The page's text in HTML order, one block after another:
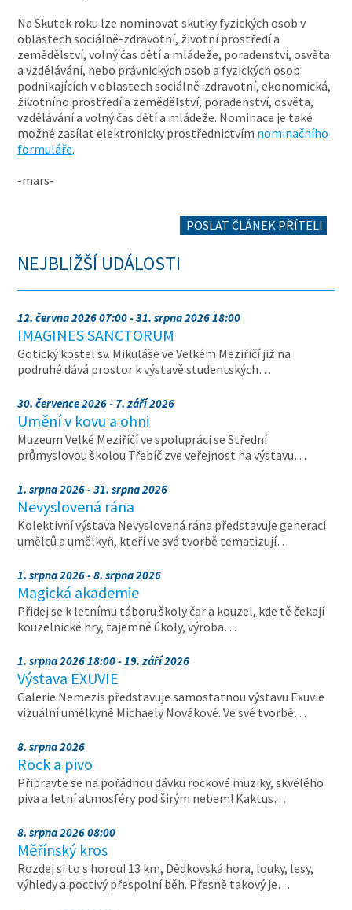
Na Skutek roku lze nominovat skutky fyzických osob v
oblastech sociálně-zdravotní, životní prostředí a
zemědělství, volný čas dětí a mládeže, poradenství, osvěta
a vzdělávání, nebo právnických osob a fyzických osob
podnikajících v oblastech sociálně-zdravotní, ekonomická,
životního prostředí a zemědělství, poradenství, osvěta,
vzdělávání a volný čas dětí a mládeže. Nominace je také
možné zasílat elektronicky prostřednictvím nominačního
formuláře.
-mars-
POSLAT ČLÁNEK PŘÍTELI
NEJBLIŽŠÍ UDÁLOSTI
12. června 2026 07:00 - 31. srpna 2026 18:00
IMAGINES SANCTORUM
Gotický kostel sv. Mikuláše ve Velkém Meziříčí již na
podruhé dává prostor k výstavě studentských…
30. července 2026 - 7. září 2026
Umění v kovu a ohni
Muzeum Velké Meziříčí ve spolupráci se Střední
průmyslovou školou Třebíč zve veřejnost na výstavu…
1. srpna 2026 - 31. srpna 2026
Nevyslovená rána
Kolektivní výstava Nevyslovená rána představuje generaci
umělců a umělkyň, kteří ve své tvorbě tematizují…
1. srpna 2026 - 8. srpna 2026
Magická akademie
Přidej se k letnímu táboru školy čar a kouzel, kde tě čekají
kouzelnické hry, tajemné úkoly, výroba…
1. srpna 2026 18:00 - 19. září 2026
Výstava EXUVIE
Galerie Nemezis představuje samostatnou výstavu Exuvie
vizuální umělkyně Michaely Novákové. Ve své tvorbě…
8. srpna 2026
Rock a pivo
Připravte se na pořádnou dávku rockové muziky, skvělého
piva a letní atmosféry pod širým nebem! Kaktus…
8. srpna 2026 08:00
Měřínský kros
Rozdej si to s horou! 13 km, Dědkovská hora, louky, lesy,
výhledy a poctivý přespolní běh. Přesně takový je…